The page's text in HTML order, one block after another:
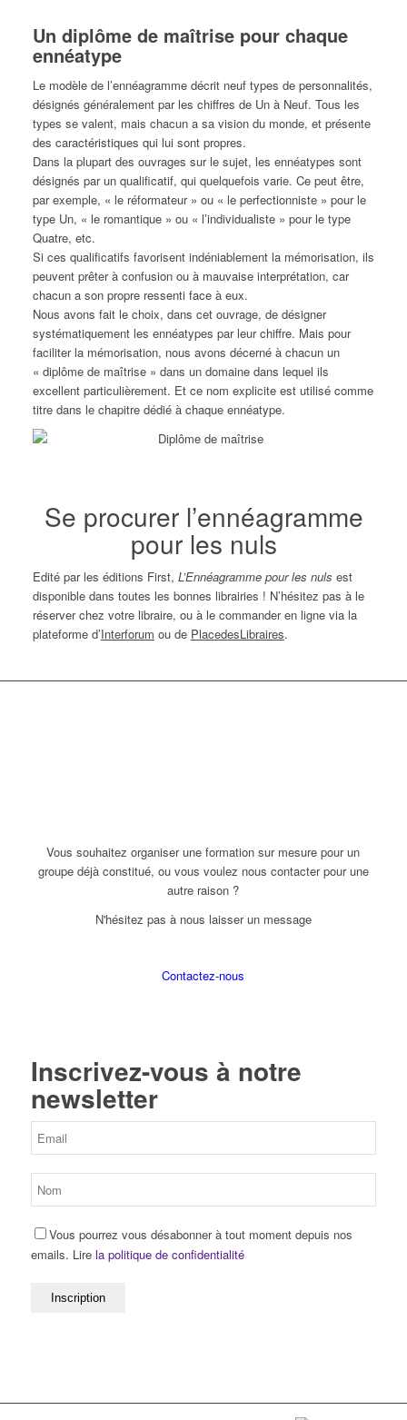
Un diplôme de maîtrise pour chaque
ennéatype
Le modèle de l’ennéagramme décrit neuf types de personnalités,
désignés généralement par les chiffres de Un à Neuf. Tous les
types se valent, mais chacun a sa vision du monde, et présente
des caractéristiques qui lui sont propres.
Dans la plupart des ouvrages sur le sujet, les ennéatypes sont
désignés par un qualificatif, qui quelquefois varie. Ce peut être,
par exemple, « le réformateur » ou « le perfectionniste » pour le
type Un, « le romantique » ou « l’individualiste » pour le type
Quatre, etc.
Si ces qualificatifs favorisent indéniablement la mémorisation, ils
peuvent prêter à confusion ou à mauvaise interprétation, car
chacun a son propre ressenti face à eux.
Nous avons fait le choix, dans cet ouvrage, de désigner
systématiquement les ennéatypes par leur chiffre. Mais pour
faciliter la mémorisation, nous avons décerné à chacun un
« diplôme de maîtrise » dans un domaine dans lequel ils
excellent particulièrement. Et ce nom explicite est utilisé comme
titre dans le chapitre dédié à chaque ennéatype.
Se procurer l’ennéagramme
pour les nuls
Edité par les éditions First, L’Ennéagramme pour les nuls est
disponible dans toutes les bonnes librairies ! N’hésitez pas à le
réserver chez votre libraire, ou à le commander en ligne via la
plateforme d’Interforum ou de PlacedesLibraires.
Vous souhaitez organiser une formation sur mesure pour un
groupe déjà constitué, ou vous voulez nous contacter pour une
autre raison ?
N'hésitez pas à nous laisser un message
Contactez-nous
Inscrivez-vous à notre
newsletter
Vous pourrez vous désabonner à tout moment depuis nos
emails. Lire la politique de confidentialité